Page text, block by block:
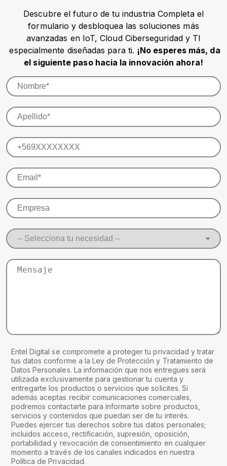
Descubre el futuro de tu industria Completa el
formulario y desbloquea las soluciones más
avanzadas en IoT, Cloud Ciberseguridad y TI
especialmente diseñadas para ti. ¡No esperes más, da
el siguiente paso hacia la innovación ahora!
Entel Digital se compromete a proteger tu privacidad y tratar
tus datos conforme a la Ley de Protección y Tratamiento de
Datos Personales. La información que nos entregues será
utilizada exclusivamente para gestionar tu cuenta y
entregarte los productos o servicios que solicites. Si
además aceptas recibir comunicaciones comerciales,
podremos contactarte para informarte sobre productos,
servicios y contenidos que puedan ser de tu interés.
Puedes ejercer tus derechos sobre tus datos personales;
incluidos acceso, rectificación, supresión, oposición,
portabilidad y revocación de consentimiento en cualquier
momento a través de los canales indicados en nuestra
Política de Privacidad.